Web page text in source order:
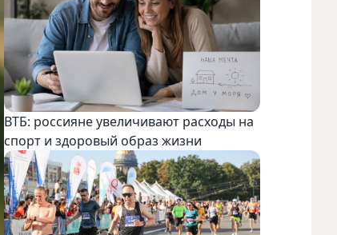
ВТБ: россияне увеличивают расходы на
спорт и здоровый образ жизни